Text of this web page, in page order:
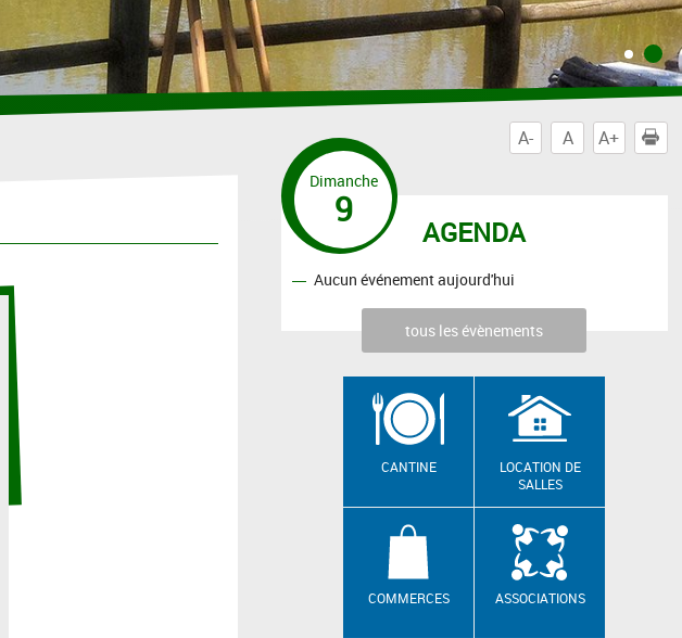
A- A A+
AGENDA
Dimanche
9
Aucun événement aujourd'hui
tous les évènements
CANTINE
LOCATION DE
SALLES
COMMERCES ASSOCIATIONS